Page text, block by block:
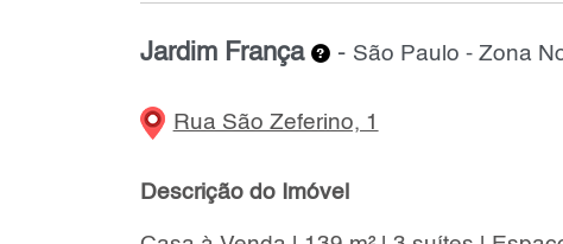
Jardim França - São Paulo - Zona
Rua São Zeferino, 1
Descrição do Imóvel